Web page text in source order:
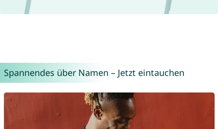
Spannendes über Namen – Jetzt eintauchen